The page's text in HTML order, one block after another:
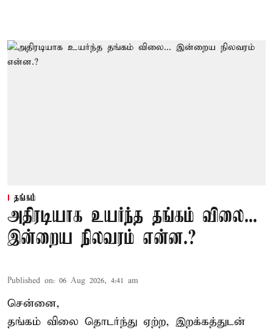
தங்கம்
அதிரடியாக உயர்ந்த தங்கம் விலை...
இன்றைய நிலவரம் என்ன.?
Published on: 06 Aug 2026, 4:41 am
சென்னை,
தங்கம் விலை தொடர்ந்து ஏற்ற, இறக்கத்துடன்